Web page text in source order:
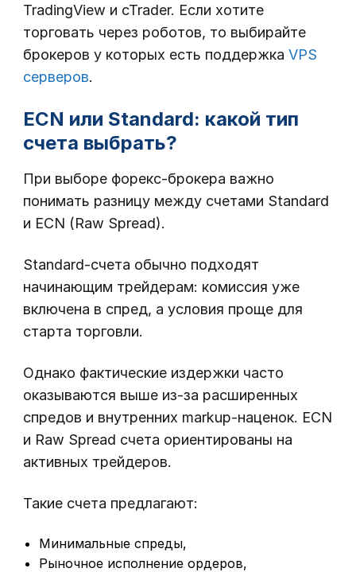
TradingView и cTrader. Если хотите
торговать через роботов, то выбирайте
брокеров у которых есть поддержка VPS
серверов.
ECN или Standard: какой тип
счета выбрать?
При выборе форекс-брокера важно
понимать разницу между счетами Standard
и ECN (Raw Spread).
Standard-счета обычно подходят
начинающим трейдерам: комиссия уже
включена в спред, а условия проще для
старта торговли.
Однако фактические издержки часто
оказываются выше из-за расширенных
спредов и внутренних markup-наценок. ECN
и Raw Spread счета ориентированы на
активных трейдеров.
Такие счета предлагают:
Минимальные спреды,
Рыночное исполнение ордеров,